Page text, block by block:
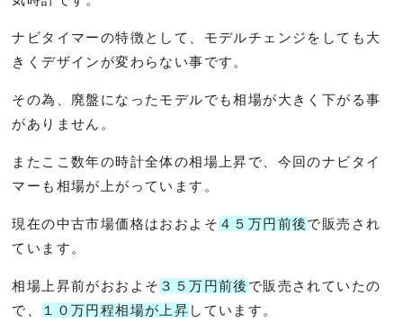
ナビタイマーの特徴として、モデルチェンジをしても大
きくデザインが変わらない事です。
その為、廃盤になったモデルでも相場が大きく下がる事
がありません。
またここ数年の時計全体の相場上昇で、今回のナビタイ
マーも相場が上がっています。
現在の中古市場価格はおおよそ ４５万円前後で販売され
ています。
相場上昇前がおおよそ ３５万円前後 で販売されていたの
で、
１０万円程相場が上昇 しています。